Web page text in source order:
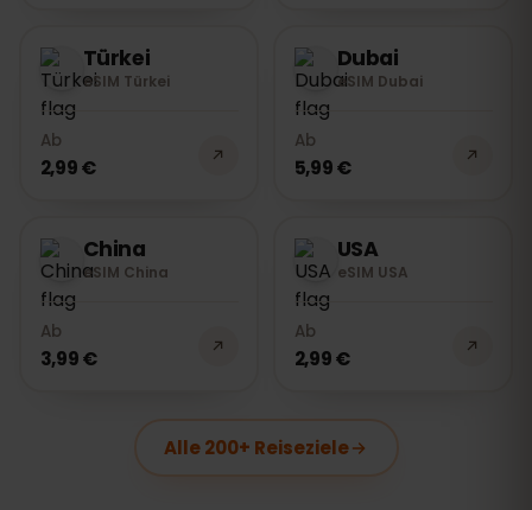
Türkei
eSIM Türkei
Ab
2,99 €
Dubai
eSIM Dubai
Ab
5,99 €
China
eSIM China
Ab
3,99 €
USA
eSIM USA
Ab
2,99 €
Alle 200+ Reiseziele